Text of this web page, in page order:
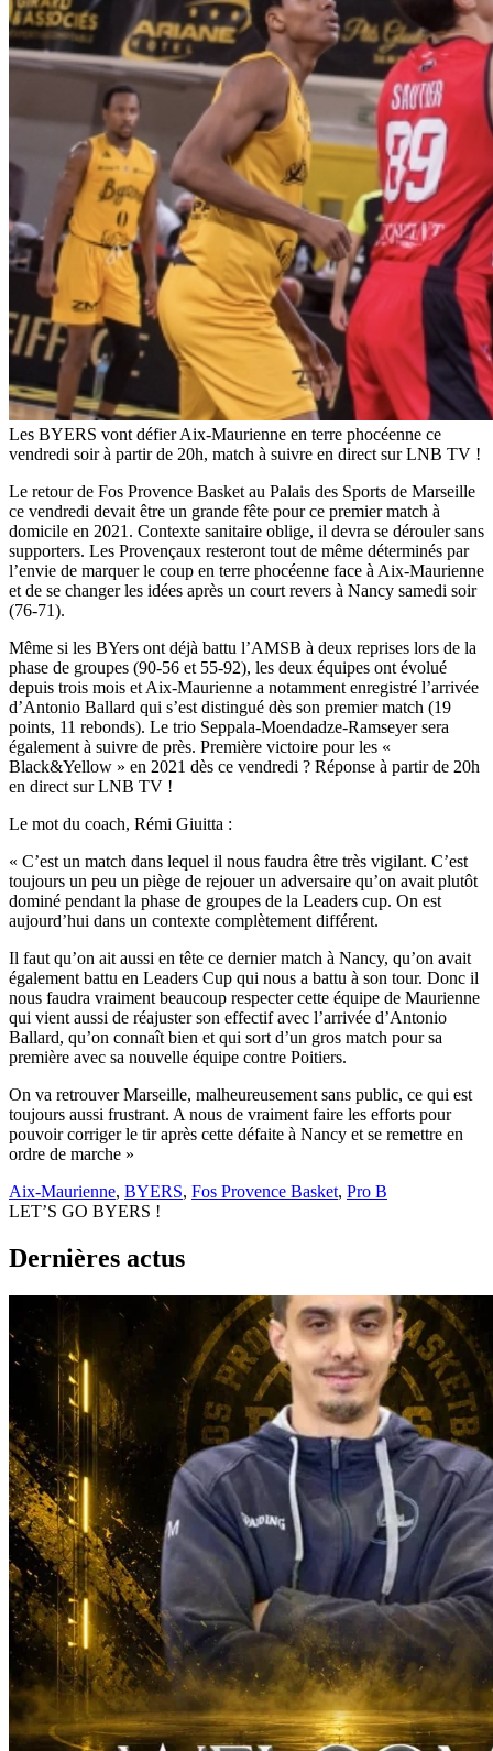
Les BYERS vont défier Aix-Maurienne en terre phocéenne ce
vendredi soir à partir de 20h, match à suivre en direct sur LNB TV !
Le retour de Fos Provence Basket au Palais des Sports de Marseille
ce vendredi devait être un grande fête pour ce premier match à
domicile en 2021. Contexte sanitaire oblige, il devra se dérouler sans
supporters. Les Provençaux resteront tout de même déterminés par
l’envie de marquer le coup en terre phocéenne face à Aix-Maurienne
et de se changer les idées après un court revers à Nancy samedi soir
(76-71).
Même si les BYers ont déjà battu l’AMSB à deux reprises lors de la
phase de groupes (90-56 et 55-92), les deux équipes ont évolué
depuis trois mois et Aix-Maurienne a notamment enregistré l’arrivée
d’Antonio Ballard qui s’est distingué dès son premier match (19
points, 11 rebonds). Le trio Seppala-Moendadze-Ramseyer sera
également à suivre de près. Première victoire pour les «
Black&Yellow » en 2021 dès ce vendredi ? Réponse à partir de 20h
en direct sur LNB TV !
Le mot du coach, Rémi Giuitta :
« C’est un match dans lequel il nous faudra être très vigilant. C’est
toujours un peu un piège de rejouer un adversaire qu’on avait plutôt
dominé pendant la phase de groupes de la Leaders cup. On est
aujourd’hui dans un contexte complètement différent.
Il faut qu’on ait aussi en tête ce dernier match à Nancy, qu’on avait
également battu en Leaders Cup qui nous a battu à son tour. Donc il
nous faudra vraiment beaucoup respecter cette équipe de Maurienne
qui vient aussi de réajuster son effectif avec l’arrivée d’Antonio
Ballard, qu’on connaît bien et qui sort d’un gros match pour sa
première avec sa nouvelle équipe contre Poitiers.
On va retrouver Marseille, malheureusement sans public, ce qui est
toujours aussi frustrant. A nous de vraiment faire les efforts pour
pouvoir corriger le tir après cette défaite à Nancy et se remettre en
ordre de marche »
Aix-Maurienne, BYERS, Fos Provence Basket, Pro B
LET’S GO BYERS !
Dernières actus